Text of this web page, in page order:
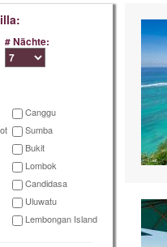
# Nächte:
Canggu
Sumba
Bukit
Lombok
Candidasa
Uluwatu
Lembongan Island